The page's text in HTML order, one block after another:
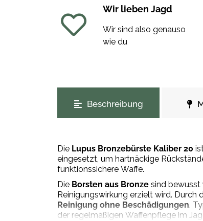
Wir lieben Jagd
Wir sind also genauso
wie du
Beschreibung
Die Lupus Bronzebürste Kaliber 20
eingesetzt, um hartnäckige
funktionssichere Waffe.
Die Borsten aus Bronze sind bewusst
Reinigungswirkung erzielt wird.
Reinigung ohne Beschädigungen.
der regelmäßigen Waffenpflege im